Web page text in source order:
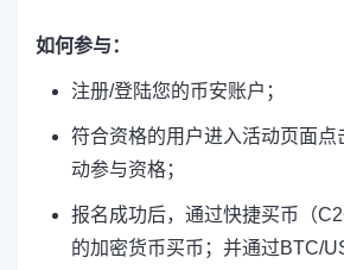
如何参与：
注册/登陆您的币安账户；
符合资格的用户进入活动页面点
动参与资格；
报名成功后，通过快捷买币（
的加密货币买币；并通过BTC/